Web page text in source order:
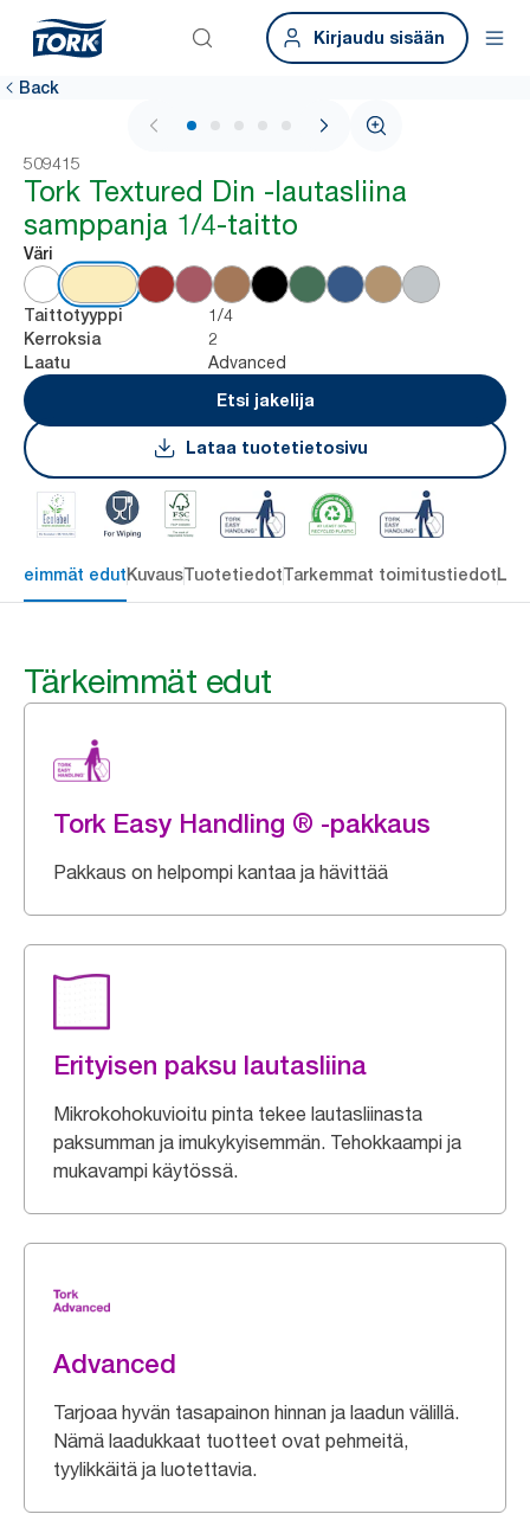
Kirjaudu sisään
Back
1 / 5
509415
Tork Textured Din -lautasliina
samppanja 1/4-taitto
Väri
Taittotyyppi 1/4
Kerroksia 2
Laatu
Advanced
Etsi jakelija
Lataa tuotetietosivu
edutKuvausTuotetiedotTarkemmat toimitustiedot
Tärkeimmät edut
Tork Easy Handling ® -pakkaus
Pakkaus on helpompi kantaa ja hävittää
Erityisen paksu lautasliina
Mikrokohokuvioitu pinta tekee lautasliinasta
paksumman ja imukykyisemmän. Tehokkaampi ja
mukavampi käytössä.
Advanced
Tarjoaa hyvän tasapainon hinnan ja laadun välillä.
Nämä laadukkaat tuotteet ovat pehmeitä,
tyylikkäitä ja luotettavia.